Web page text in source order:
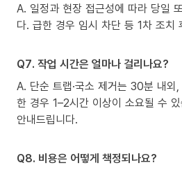
A. 일정과 현장 접근성에 따라 당일
다. 급한 경우 임시 차단 등 1차 조치
Q7. 작업 시간은 얼마나 걸리나요?
A. 단순 트랩·국소 제거는 30분 내외
한 경우 1–2시간 이상이 소요될 수
안내드립니다.
Q8. 비용은 어떻게 책정되나요?